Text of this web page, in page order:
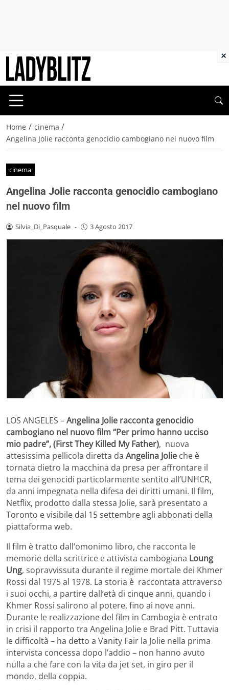
Home / cinema /
Angelina Jolie racconta genocidio cambogiano nel nuovo film
cinema
Angelina Jolie racconta genocidio cambogiano
nel nuovo film
Silvia_Di_Pasquale - 3 Agosto 2017
LOS ANGELES –Angelina Jolie racconta genocidio
cambogiano nel nuovo film “Per primo hanno ucciso
mio padre”, (First They Killed My Father), nuova
attesissima pellicola diretta da Angelina Jolie che è
tornata dietro la macchina da presa per affrontare il
tema dei genocidi particolarmente sentito all’UNHCR,
da anni impegnata nella difesa dei diritti umani. Il film,
Netflix, prodotto dalla stessa Jolie, sarà presentato a
Toronto e visibile dal 15 settembre agli abbonati della
piattaforma web.
Il film è tratto dall’omonimo libro, che racconta le
memorie della scrittrice e attivista cambogiana Loung
Ung, sopravvissuta durante il regime mortale dei Khmer
Rossi dal 1975 al 1978. La storia è raccontata attraverso
i suoi occhi, a partire dall’età di cinque anni, quando i
Khmer Rossi salirono al potere, fino ai nove anni.
Durante le realizzazione del film in Cambogia è entrato
in crisi il rapporto tra Angelina Jolie e Brad Pitt. Tuttavia
le difficoltà – ha detto a Vanity Fair la Jolie nella prima
intervista concessa dopo l’addio – non hanno avuto
nulla a che fare con la vita da jet set, in giro per il
mondo, della coppia.
×